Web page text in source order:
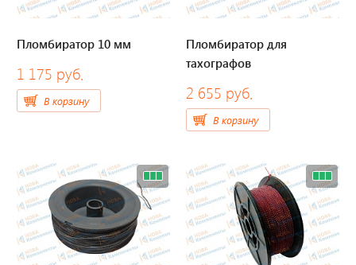
Весь каталог
Пломбиратор 10 мм
1 175 руб.
В корзину
Пломбиратор для
тахографов
2 655 руб.
В корзину